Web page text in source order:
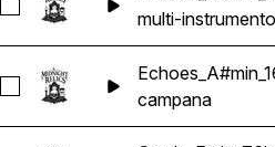
Seleccionar
multi-instrumento
Seleccionar
campana